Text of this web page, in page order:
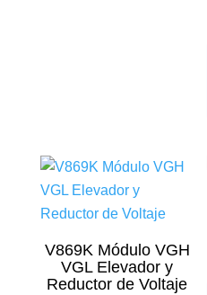
V869K Módulo VGH
VGL Elevador y
Reductor de Voltaje